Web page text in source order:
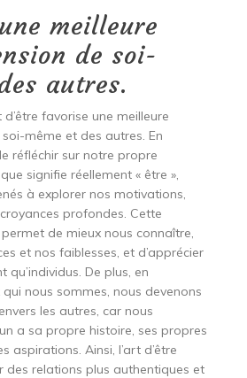
meilleure
de soi-
autres.
favorise une meilleure
même et des autres. En
réfléchir sur notre propre
signifie réellement « être »,
à explorer nos motivations,
profondes. Cette
de mieux nous connaître,
et nos faiblesses, et d’apprécier
qu’individus. De plus, en
nous sommes, nous devenons
les autres, car nous
a sa propre histoire, ses propres
aspirations. Ainsi, l’art d’être
des relations plus authentiques et